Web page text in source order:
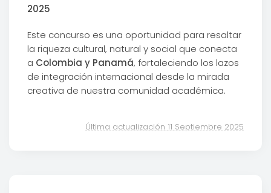
2025
Este concurso es una oportunidad para resaltar
la riqueza cultural, natural y social que conecta
a Colombia y Panamá, fortaleciendo los lazos
de integración internacional desde la mirada
creativa de nuestra comunidad académica.
Última actualización 11 Septiembre 2025